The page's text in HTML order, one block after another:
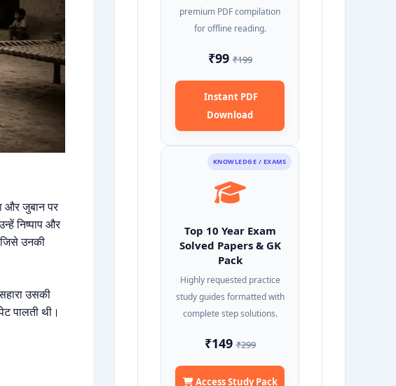
और जुबान पर
निष्पाप और
उनकी
उसकी
पालती थी।
premium PDF compilation
for offline reading.
₹99₹199
Instant PDF
Download
KNOWLEDGE / EXAMS
Top 10 Year Exam
Solved Papers & GK
Pack
Highly requested practice
study guides formatted with
complete step solutions.
₹149₹299
Access Study Pack